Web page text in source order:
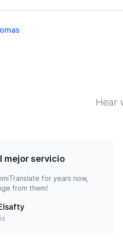
Hear
mejor servicio
for years now,
from them!